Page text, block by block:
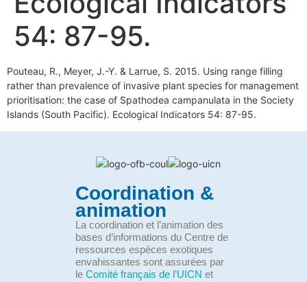
54: 87-95.
Pouteau, R., Meyer, J.-Y. & Larrue, S. 2015. Using range filling
rather than prevalence of invasive plant species for management
prioritisation: the case of Spathodea campanulata in the Society
Islands (South Pacific). Ecological Indicators 54: 87-95.
Coordination &
animation
La coordination et l’animation des
bases d’informations du Centre de
ressources espèces exotiques
envahissantes sont assurées par
le Comité français de l’UICN et